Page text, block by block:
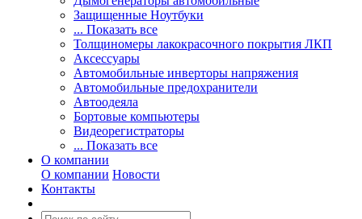
Защищенные Ноутбуки
... Показать все
Толщиномеры лакокрасочного покрытия ЛКП
Аксессуары
Автомобильные инверторы напряжения
Автомобильные предохранители
Автоодеяла
Бортовые компьютеры
Видеорегистраторы
... Показать все
О компании
О компании Новости
Контакты